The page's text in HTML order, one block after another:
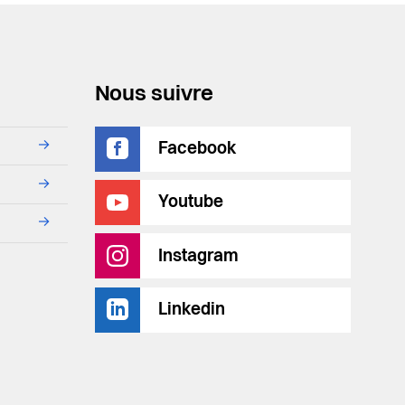
→
→
→
Nous suivre
Facebook
Youtube
Instagram
Linkedin